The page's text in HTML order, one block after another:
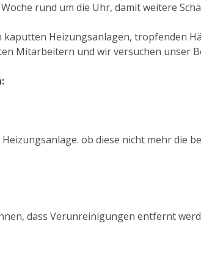
rund um die Uhr, damit weitere
Heizungsanlagen, tropfenden
Mitarbeitern und wir versuchen unser
ob diese nicht mehr die
dass Verunreinigungen entfernt